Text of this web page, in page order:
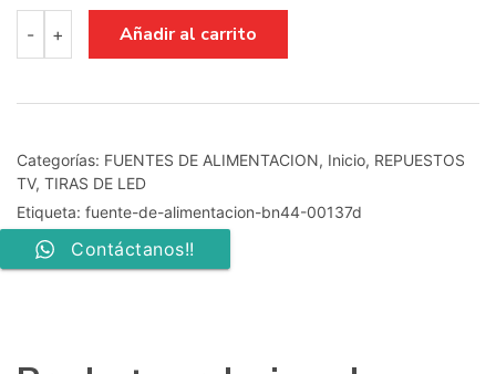
-
de
alimentacion
00137d
+ Añadir al carrito
Categorías: FUENTES DE ALIMENTACION, Inicio, REPUESTOS
TV, TIRAS DE LED
Etiqueta: fuente-de-alimentacion-bn44-00137d
Contáctanos!!